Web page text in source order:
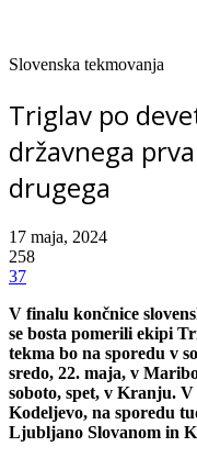
Slovenska tekmovanja
Triglav po
državnega
drugega
17 maja, 2024
258
37
V finalu končnice
se bosta pomerili ekipi
tekma bo na sporedu v
sredo, 22. maja, v
soboto, spet, v Kranju.
Kodeljevo, na sporedu
Ljubljano Slovanom in